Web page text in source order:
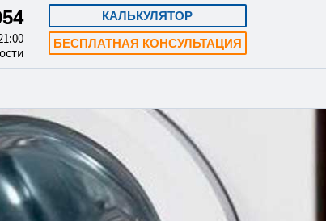
КАЛЬКУЛЯТОР
БЕСПЛАТНАЯ КОНСУЛЬТАЦИЯ